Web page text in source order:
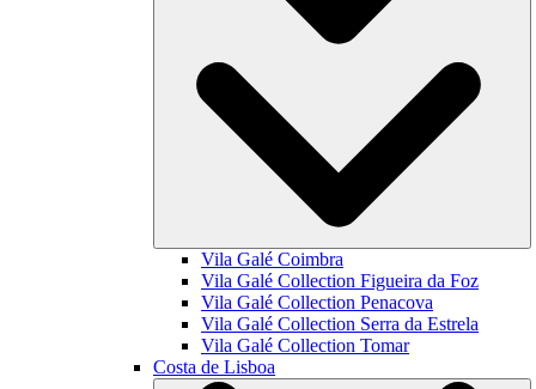
Vila Galé Coimbra
Vila Galé Collection Figueira da Foz
Vila Galé Collection Penacova
Vila Galé Collection Serra da Estrela
Vila Galé Collection Tomar
Costa de Lisboa